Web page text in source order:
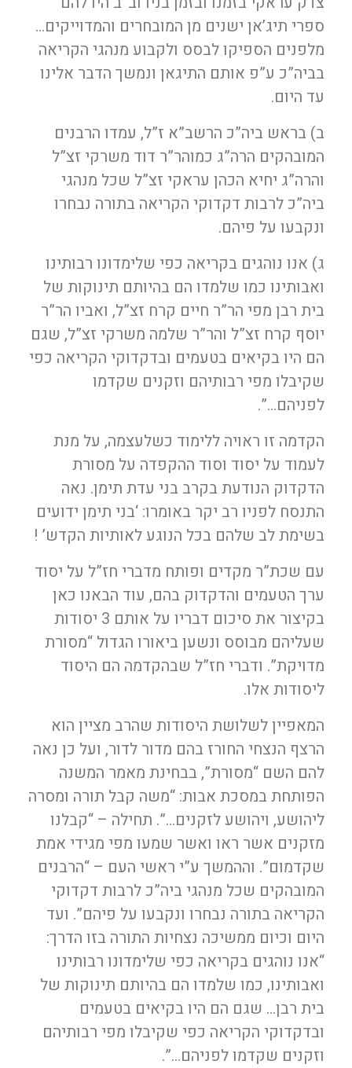
ספרי תיג’אן ישנים מן המובחרים והמדוייקים…
מלפנים הספיקו לבסס ולקבוע מנהגי הקריאה
בביה”כ ע”פ אותם התיגאן ונמשך הדבר אלינו
עד היום.
ב) בראש ביה”כ הרשב”א ז”ל, עמדו הרבנים
המובהקים הרה”ג כמוהר”ר דוד משרקי זצ”ל
והרה”ג יחיא הכהן עראקי זצ”ל שכל מנהגי
ביה”כ לרבות דקדוקי הקריאה בתורה נבחרו
ונקבעו על פיהם.
ג) אנו נוהגים בקריאה כפי שלימדונו רבותינו
ואבותינו כמו שלמדו הם בהיותם תינוקות של
בית רבן מפי הר”ר חיים קרח זצ”ל, ואביו הר”ר
יוסף קרח זצ”ל והר”ר שלמה משרקי זצ”ל, שגם
הם היו בקיאים בטעמים ובדקדוקי הקריאה כפי
שקיבלו מפי רבותיהם וזקנים שקדמו
לפניהם…”.
הקדמה זו ראויה ללימוד כשלעצמה, על מנת
לעמוד על יסוד וסוד ההקפדה על מסורת
הדקדוק הנודעת בקרב בני עדת תימן. נאה
התנסח לפניו רב יקר באומרו: ‘בני תימן ידועים
בשימת לב שלהם בכל הנוגע לאותיות הקדש’ !
עם שכת”ר מקדים ופותח מדברי חז”ל על יסוד
ערך הטעמים והדקדוק בהם, עוד הבאנו כאן
בקיצור את סיכום דבריו על אותם 3 יסודות
שעליהם מבוסס ונשען ביאורו הגדול “מסורת
מדויקת”. ודברי חז”ל שבהקדמה הם היסוד
ליסודות אלו.
המאפיין לשלושת היסודות שהרב מציין הוא
הרצף הנצחי החורז בהם מדור לדור, ועל כן נאה
להם השם “מסורת”, בבחינת מאמר המשנה
הפותחת במסכת אבות: “משה קבל תורה ומסרה
ליהושע, ויהושע לזקנים…”. תחילה – “קבלנו
מזקנים אשר ראו ואשר שמעו מפי מגידי אמת
שקדמום”. וההמשך ע”י ראשי העם – “הרבנים
המובהקים שכל מנהגי ביה”כ לרבות דקדוקי
הקריאה בתורה נבחרו ונקבעו על פיהם”. ועד
היום וכיום ממשיכה נצחיות התורה בזו הדרך:
“אנו נוהגים בקריאה כפי שלימדונו רבותינו
ואבותינו, כמו שלמדו הם בהיותם תינוקות של
בית רבן… שגם הם היו בקיאים בטעמים
ובדקדוקי הקריאה כפי שקיבלו מפי רבותיהם
וזקנים שקדמו לפניהם…”.